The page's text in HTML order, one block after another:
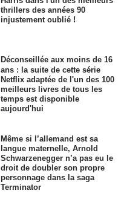
thrillers des années 90
injustement oublié !
Déconseillée aux moins de 16
ans : la suite de cette série
Netflix adaptée de l'un des 100
meilleurs livres de tous les
temps est disponible
aujourd'hui
Même si l’allemand est sa
langue maternelle, Arnold
Schwarzenegger n’a pas eu le
droit de doubler son propre
personnage dans la saga
Terminator